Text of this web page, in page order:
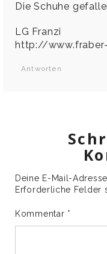
Die Schuhe
LG Franzi
http://
Antworten
Deine E-Mail-
Erforderliche Felder
Kommentar *